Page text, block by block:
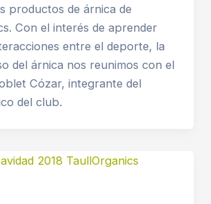
productos de árnica de
Con el interés de aprender
entre el deporte, la
del árnica nos reunimos con el
Cózar, integrante del
del club.